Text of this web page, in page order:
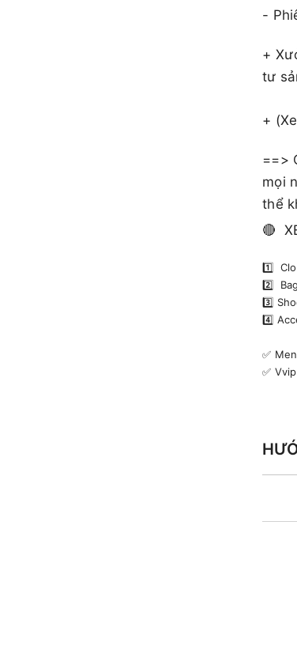
-
+
tư
+
==>
mọi
thể
🔴
1️⃣
2️⃣
3️⃣
4️⃣
✅️
✅️